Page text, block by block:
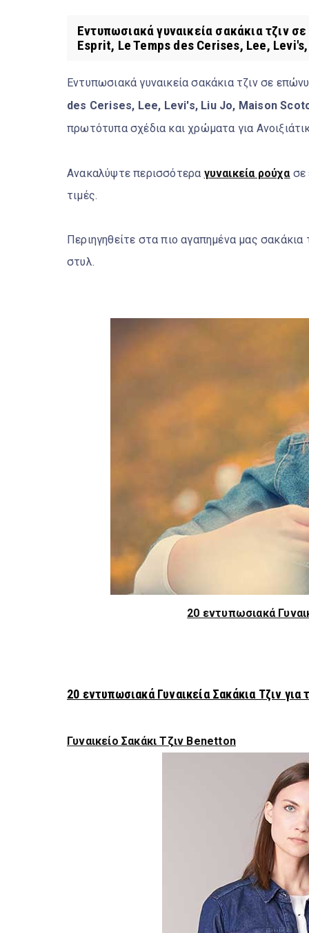
Εντυπωσιακά γυναικεία σακάκια τζιν
Esprit, Le Temps des Cerises, Lee,
Εντυπωσιακά γυναικεία σακάκια τζιν σε
des Cerises, Lee, Levi's, Liu Jo, Maison
πρωτότυπα σχέδια και χρώματα για
Ανακαλύψτε περισσότερα γυναικεία ρούχασε
τιμές.
Περιηγηθείτε στα πιο αγαπημένα μας σακάκια
στυλ.
20 εντυπωσιακά
20 εντυπωσιακά Γυναικεία Σακάκια Τζιν για
Γυναικείο Σακάκι Τζιν Βenetton